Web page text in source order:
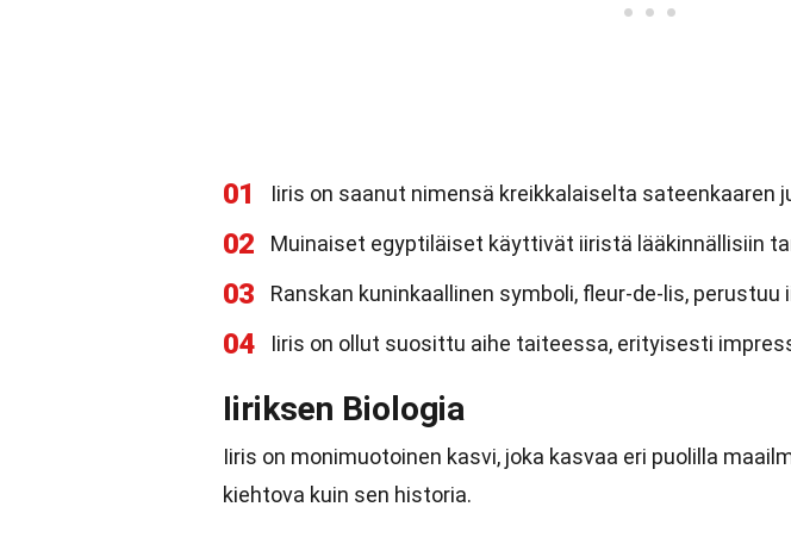
01 Iiris on saanut nimensä kreikkalaiselta sateenkaaren
02 Muinaiset egyptiläiset käyttivät iiristä lääkinnällisiin
03 Ranskan kuninkaallinen symboli, fleur-de-lis, perustuu
04 Iiris on ollut suosittu aihe taiteessa, erityisesti
Iiriksen Biologia
Iiris on monimuotoinen kasvi, joka kasvaa eri puolilla
kiehtova kuin sen historia.